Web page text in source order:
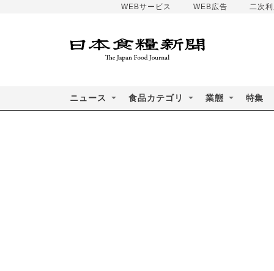
WEBサービス WEB広告 二次
ニュース 食品カテゴリ 業態 特集